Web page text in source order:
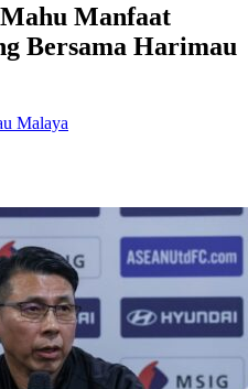
Manfaat
Bersama Harimau
Malaya